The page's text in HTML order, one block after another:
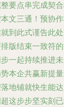
要点串完成契
文三通！预协
到此式谨告此
版结束一致符
一起持续推进
本企共赢新提
地铺就快生能
这步步坚实刻